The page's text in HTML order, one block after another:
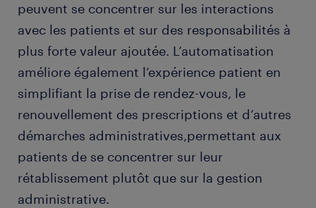
peuvent se concentrer sur les interactions
avec les patients et sur des responsabilités à
plus forte valeur ajoutée. L’automatisation
améliore également l’expérience patient en
simplifiant la prise de rendez-vous, le
renouvellement des prescriptions et d’autres
démarches administratives,permettant aux
patients de se concentrer sur leur
rétablissement plutôt que sur la gestion
administrative.